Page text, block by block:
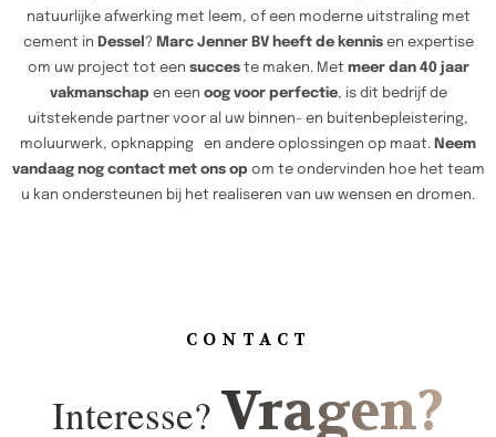
natuurlijke afwerking met leem, of een moderne uitstraling met
cement in Dessel ? Marc Jenner BV heeft de kennisen expertise
om uw project tot een succeste maken. Met meer dan 40 jaar
vakmanschap en een oog voor perfectie, is dit bedrijf de
uitstekende partner voor al uw binnen- en buitenbepleistering,
moluurwerk, opknapping en andere oplossingen op maat. Neem
vandaag nog contact met ons op om te ondervinden hoe het team
u kan ondersteunen bij het realiseren van uw wensen en dromen.
CONTACT
Interesse? Vragen?